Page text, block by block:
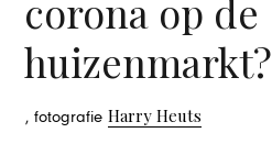
corona op de
huizenmarkt?
, fotografieHarry Heuts